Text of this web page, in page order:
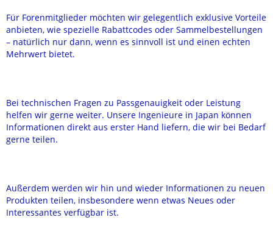
Für Forenmitglieder möchten wir gelegentlich exklusive Vorteile
anbieten, wie spezielle Rabattcodes oder Sammelbestellungen
– natürlich nur dann, wenn es sinnvoll ist und einen echten
Mehrwert bietet.
Bei technischen Fragen zu Passgenauigkeit oder Leistung
helfen wir gerne weiter. Unsere Ingenieure in Japan können
Informationen direkt aus erster Hand liefern, die wir bei Bedarf
gerne teilen.
Außerdem werden wir hin und wieder Informationen zu neuen
Produkten teilen, insbesondere wenn etwas Neues oder
Interessantes verfügbar ist.